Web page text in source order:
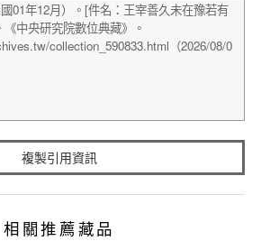
複製引用資訊
相關推薦藏品